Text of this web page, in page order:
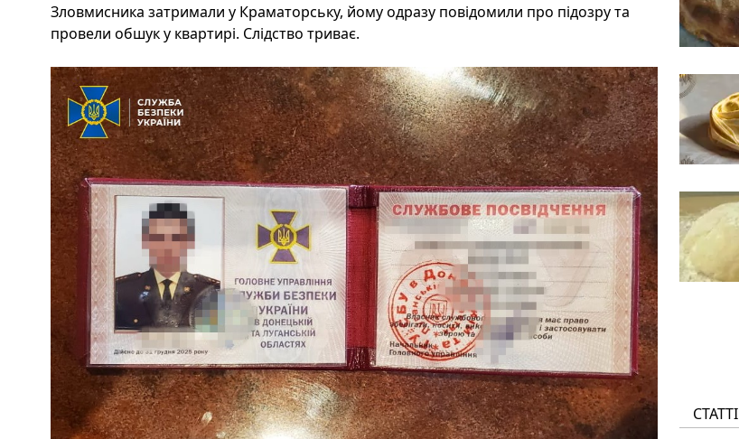
Зловмисника затримали у Краматорську, йому одразу повідомили про підозру та
провели обшук у квартирі. Слідство триває.
СТАТТІ